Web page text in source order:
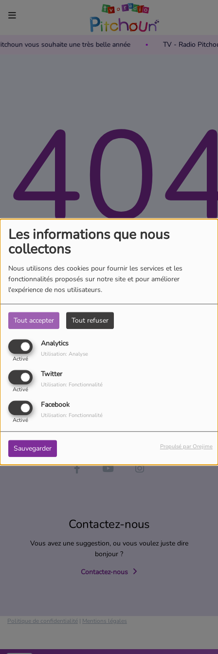
Les informations que nous
collectons
Nous utilisons des cookies pour fournir les services et les
fonctionnalités proposés sur notre site et pour améliorer
l'expérience de nos utilisateurs.
Tout accepter Tout refuser
Analytics
Activé
Utilisation: Analyse
Twitter
Activé
Utilisation: Fonctionnalité
Facebook
Activé
Utilisation: Fonctionnalité
Sauvegarder Propulsé par Orejime
vous souhaite une très belle année TV - Radio
Accueil
Où regarder TV Pitchoun ?
Radio
Grille des programmes Radio
Où écouter Radio Pitchoun ?
Qui sommes-nous ?
Contact
Oups, vous avez
rencontré une erreur.
Il semble que la page que vous recherchez n’existe plus.
Contactez-nous
Vous avez une suggestion, ou vous voulez juste dire
bonjour ?
Contactez-nous
Politique de confidentialité | Mentions légales